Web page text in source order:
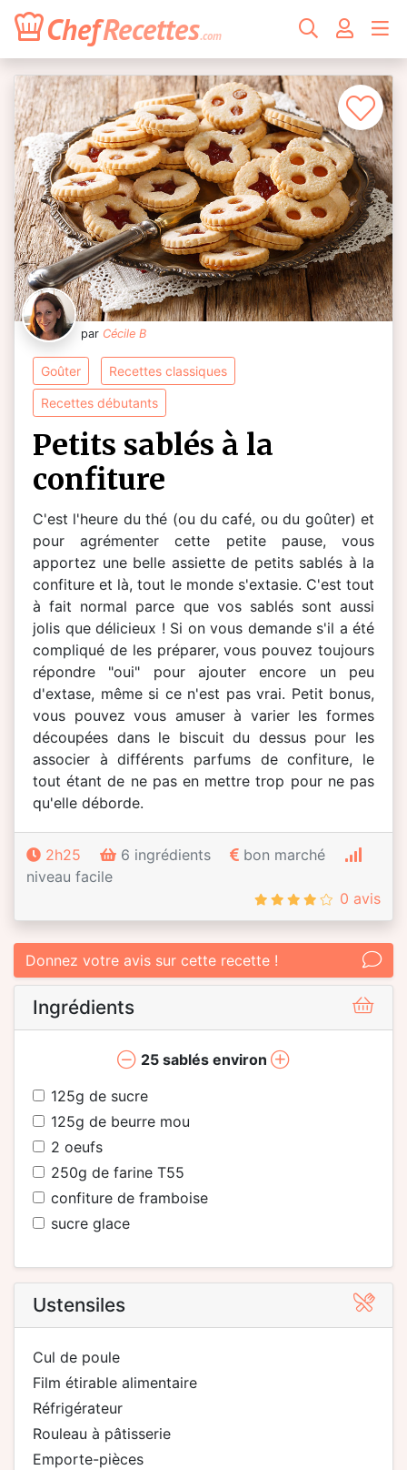
ChefRecettes.com
par Cécile B
goûter recettes classiques
recettes débutants
petits sablés à la
confiture
C'est l'heure du thé (ou du café, ou du goûter) et
pour agrémenter cette petite pause, vous
apportez une belle assiette de petits sablés à la
confiture et là, tout le monde s'extasie. C'est tout
à fait normal parce que vos sablés sont aussi
jolis que délicieux ! Si on vous demande s'il a été
compliqué de les préparer, vous pouvez toujours
répondre "oui" pour ajouter encore un peu
d'extase, même si ce n'est pas vrai. Petit bonus,
vous pouvez vous amuser à varier les formes
découpées dans le biscuit du dessus pour les
associer à différents parfums de confiture, le
tout étant de ne pas en mettre trop pour ne pas
qu'elle déborde.
2h25 6 ingrédients
bon marché
niveau facile
0 avis
Donnez votre avis sur cette recette !
Ingrédients
25 sablés environ
125g de sucre
125g de beurre mou
2 oeufs
250g de farine T55
confiture de framboise
sucre glace
Ustensiles
cul de poule
film étirable alimentaire
réfrigérateur
rouleau à pâtisserie
emporte-pièces